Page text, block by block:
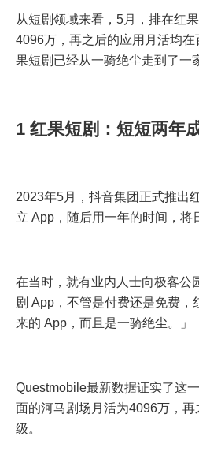
从短剧领域来看，5月，排在红
4096万，再之后的应用月活均
果短剧已经从一骑绝尘走到了一
1 红果短剧：短短两年
2023年5月，抖音集团正式推出
立 App，随后用一年的时间，将
在当时，就有业内人士向极客公
剧 App，不管是付费还是免费，
来的 App，而且是一骑绝尘。」
Questmobile最新数据证实了这
面的河马剧场月活为4096万，
级。